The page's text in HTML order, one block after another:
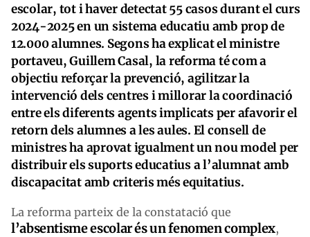
escolar, tot i haver detectat 55 casos durant el curs
2024-2025 en un sistema educatiu amb prop de
12.000 alumnes. Segons ha explicat el ministre
portaveu, Guillem Casal, la reforma té com a
objectiu reforçar la prevenció, agilitzar la
intervenció dels centres i millorar la coordinació
entre els diferents agents implicats per afavorir el
retorn dels alumnes a les aules. El consell de
ministres ha aprovat igualment un nou model per
distribuir els suports educatius a l’alumnat amb
discapacitat amb criteris més equitatius.
La reforma parteix de la constatació que
l’absentisme escolar és un fenomen complex,